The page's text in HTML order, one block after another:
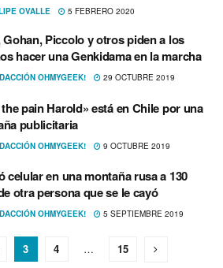
OVALLE 5 FEBRERO 2020
Gohan, Piccolo y otros piden a los
hacer una Genkidama en la marcha
OHMYGEEK! 29 OCTUBRE 2019
pain Harold» está en Chile por una
publicitaria
OHMYGEEK! 9 OCTUBRE 2019
celular en una montaña rusa a 130
otra persona que se le cayó
OHMYGEEK! 5 SEPTIEMBRE 2019
3 4 … 15